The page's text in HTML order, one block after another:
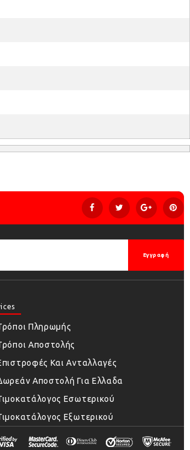
Εγγραφή
Πληρωμής
Αποστολής
Και Ανταλλαγές
Αποστολή Για Ελλαδα
Εσωτερικού
Εξωτερικού